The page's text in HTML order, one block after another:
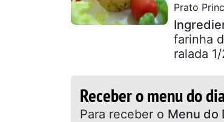
Prato
farinha
ralada
Receber o menu do
Para receber o Menu do